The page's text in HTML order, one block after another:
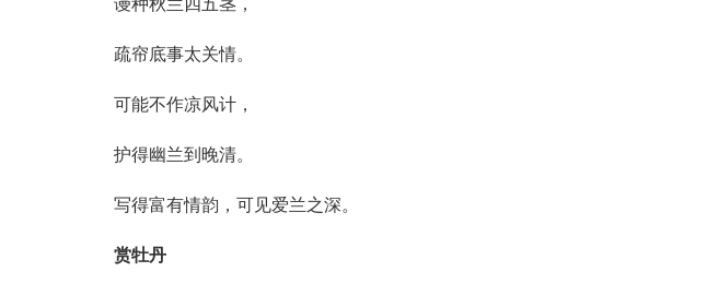
谩种秋兰四五茎，
疏帘底事太关情。
可能不作凉风计，
护得幽兰到晚清。
写得富有情韵，可见爱兰之深。
赏牡丹